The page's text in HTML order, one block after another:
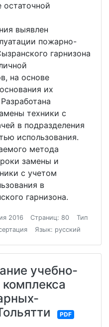
остаточной
выявлен
пожарно-
гарнизона
на основе
их
техники с
в подразделения
использования.
метода
замены и
с учетом
в
гарнизона.
2016 Страниц: 80
Тип
Язык: русский
учебно-
PDF